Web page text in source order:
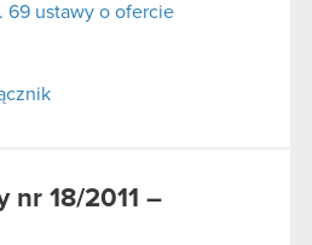
69 ustawy o ofercie
nr 18/2011 –